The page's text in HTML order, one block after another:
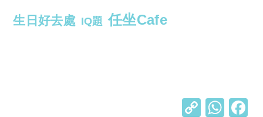
生日好去處 IQ題 任坐Cafe
C W